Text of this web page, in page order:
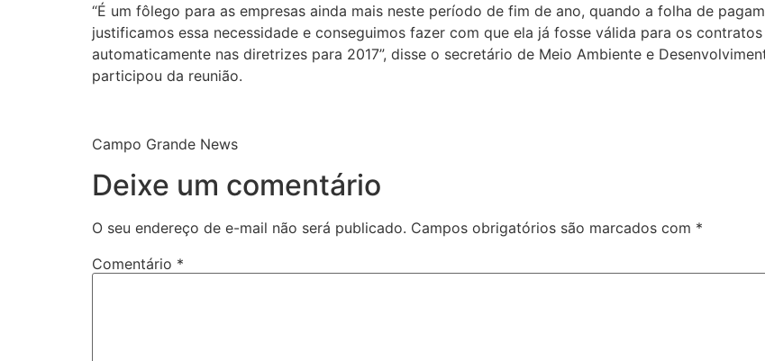
“É um fôlego para as empresas ainda mais neste período de fim de ano, quando a folha de
justificamos essa necessidade e conseguimos fazer com que ela já fosse válida para os
automaticamente nas diretrizes para 2017”, disse o secretário de Meio Ambiente e
participou da reunião.
Campo Grande News
Deixe um comentário
O seu endereço de e-mail não será publicado. Campos obrigatórios são marcados com *
Comentário *